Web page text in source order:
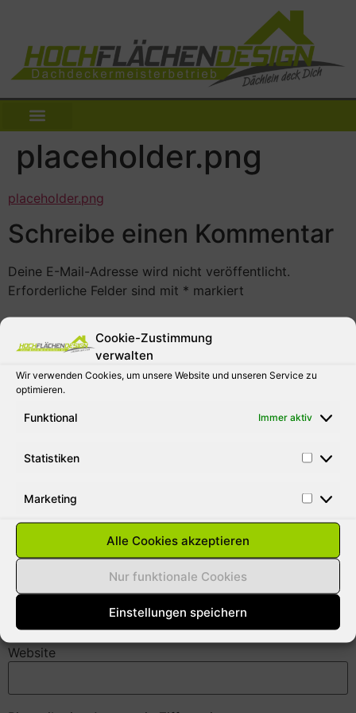
Cookie-Zustimmung
verwalten
Wir verwenden Cookies, um unsere Website und unseren Service zu
optimieren.
Funktional Immer aktiv
Statistiken
Marketing
Alle Cookies akzeptieren
Nur funktionale Cookies
Einstellungen speichern
placeholder.png
placeholder.png
Schreibe einen Kommentar
Deine E-Mail-Adresse wird nicht veröffentlicht.
Erforderliche Felder sind mit * markiert
Kommentar*
Name*
E-Mail-Adresse
Website